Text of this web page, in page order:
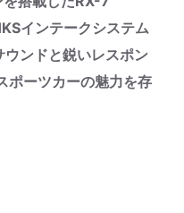
インテークシステム
ンドと鋭いレスポン
ポーツカーの魅力を存